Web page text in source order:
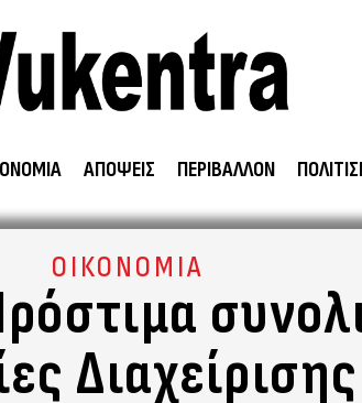
ΑΠΟΨΕΙΣ ΠΕΡΙΒΑΛΛΟΝ
ΟΙΚΟΝΟΜΙΑ